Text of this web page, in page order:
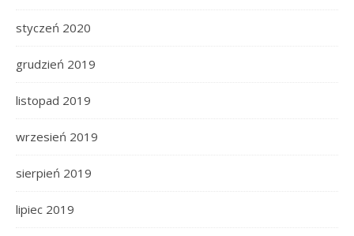
styczeń 2020
grudzień 2019
listopad 2019
wrzesień 2019
sierpień 2019
lipiec 2019